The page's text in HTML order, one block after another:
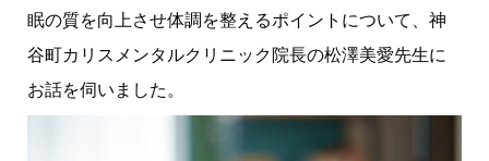
眠の質を向上させ体調を整えるポイントについて、神
谷町カリスメンタルクリニック院長の松澤美愛先生に
お話を伺いました。